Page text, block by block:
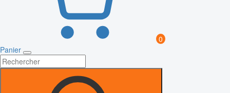
0
Panier